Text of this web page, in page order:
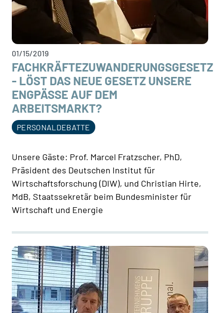
01/15/2019
FACHKRÄFTEZUWANDERUNGSGESETZ
- LÖST DAS NEUE GESETZ UNSERE
ENGPÄSSE AUF DEM
ARBEITSMARKT?
PERSONALDEBATTE
Unsere Gäste: Prof. Marcel Fratzscher, PhD,
Präsident des Deutschen Institut für
Wirtschaftsforschung (DIW), und Christian Hirte,
MdB, Staatssekretär beim Bundesminister für
Wirtschaft und Energie